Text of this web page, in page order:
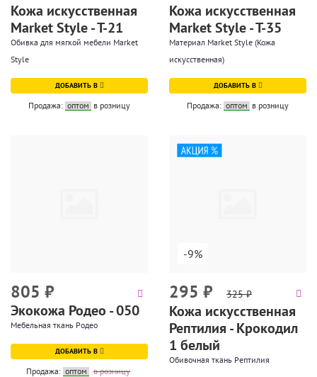
Кожа искусственная
Market Style - T-21
Обивка для мягкой мебели Market
Style
ДОБАВИТЬ В
Продажа: оптом в розницу
Кожа искусственная
Market Style - T-35
Материал Market Style (Кожа
искусственная)
ДОБАВИТЬ В
Продажа: оптом в розницу
805 ₽
Экокожа Родео - 050
Мебельная ткань Родео
ДОБАВИТЬ В
Продажа: оптом в розницу
-9%
295 ₽ 325₽
Кожа искусственная
Рептилия - Крокодил
1 белый
Обивочная ткань Рептилия